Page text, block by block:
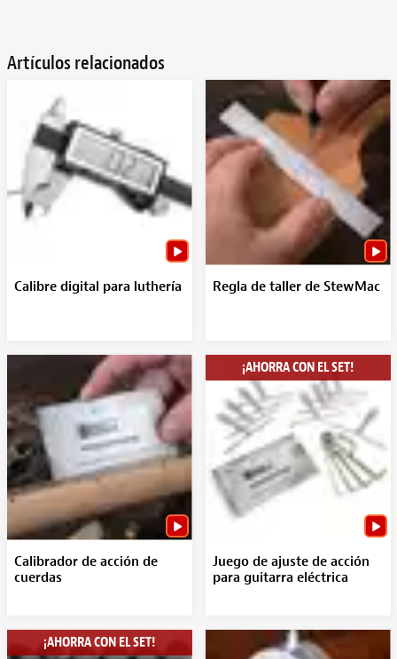
Artículos relacionados
Calibre digital para luthería Regla de taller de StewMac
Calibrador de acción de
cuerdas
¡AHORRA CON EL SET!
Juego de ajuste de acción
para guitarra eléctrica
¡AHORRA CON EL SET!